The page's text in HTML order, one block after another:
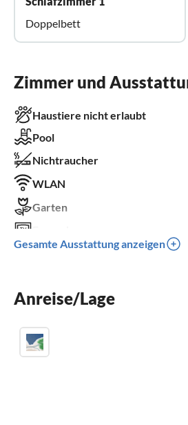
Doppelbett
Zimmer und
Haustiere nicht erlaubt
Pool
Nichtraucher
WLAN
Garten
Terrasse
Waschmaschine
Gesamte Ausstattung anzeigen
Anreise/Lage